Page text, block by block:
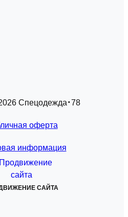
Спецодежда 78
оферта
информация
САЙТА